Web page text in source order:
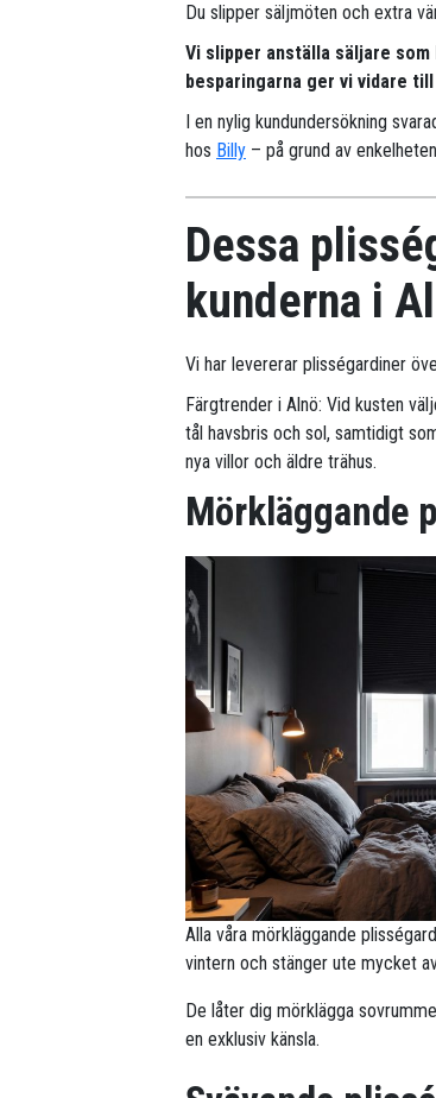
Du slipper säljmöten och extra
Vi slipper anställa säljare som
besparingarna ger vi vidare
I en nylig kundundersökning
hos Billy – på grund av
Dessa
kunderna i
Vi har levererar plisségardiner
Färgtrender i Alnö: Vid kusten
tål havsbris och sol, samtidigt
nya villor och äldre trähus.
Mörkläggande
Alla våra mörkläggande
vintern och stänger ute mycket
De låter dig mörklägga
en exklusiv känsla.